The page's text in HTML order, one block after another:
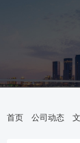
首页 公司动态